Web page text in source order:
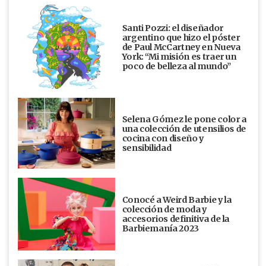
Santi Pozzi: el diseñador
argentino que hizo el póster
de Paul McCartney en Nueva
York: “Mi misión es traer un
poco de belleza al mundo”
Selena Gómez le pone color a
una colección de utensilios de
cocina con diseño y
sensibilidad
Conocé a Weird Barbie y la
colección de moda y
accesorios definitiva de la
Barbiemanía 2023